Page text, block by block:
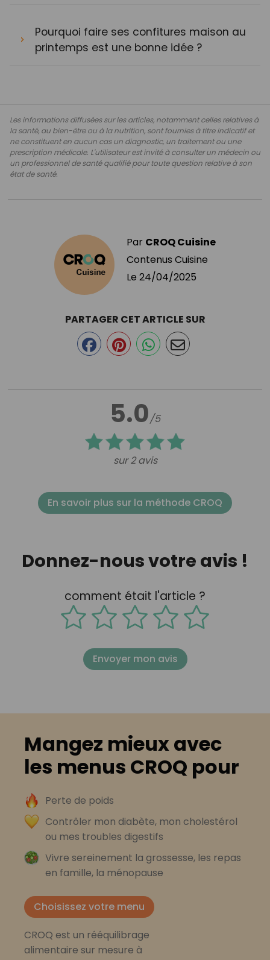
Pourquoi faire ses confitures maison au
printemps est une bonne idée ?
Les informations diffusées sur les articles, notamment celles relatives à
la santé, au bien-être ou à la nutrition, sont fournies à titre indicatif et
ne constituent en aucun cas un diagnostic, un traitement ou une
prescription médicale. L'utilisateur est invité à consulter un médecin ou
un professionnel de santé qualifié pour toute question relative à son
état de santé.
Par CROQ Cuisine
Contenus Cuisine
Le 24/04/2025
5.0/5
sur 2 avis
PARTAGER CET ARTICLE SUR
En savoir plus sur la méthode CROQ
Donnez-nous votre avis !
comment était l'article ?
Envoyer mon avis
Mangez mieux avec
les menus CROQ pour
Perte de poids
Contrôler mon diabète, mon cholestérol
ou mes troubles digestifs
Vivre sereinement la grossesse, les repas
en famille, la ménopause
Choisissez votre menu
CROQ est un rééquilibrage
alimentaire sur mesure à